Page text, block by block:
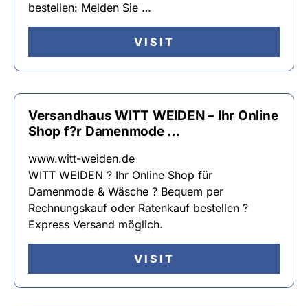
bestellen: Melden Sie …
VISIT
Versandhaus WITT WEIDEN – Ihr Online
Shop f?r Damenmode …
www.witt-weiden.de
WITT WEIDEN ? Ihr Online Shop für
Damenmode & Wäsche ? Bequem per
Rechnungskauf oder Ratenkauf bestellen ?
Express Versand möglich.
VISIT